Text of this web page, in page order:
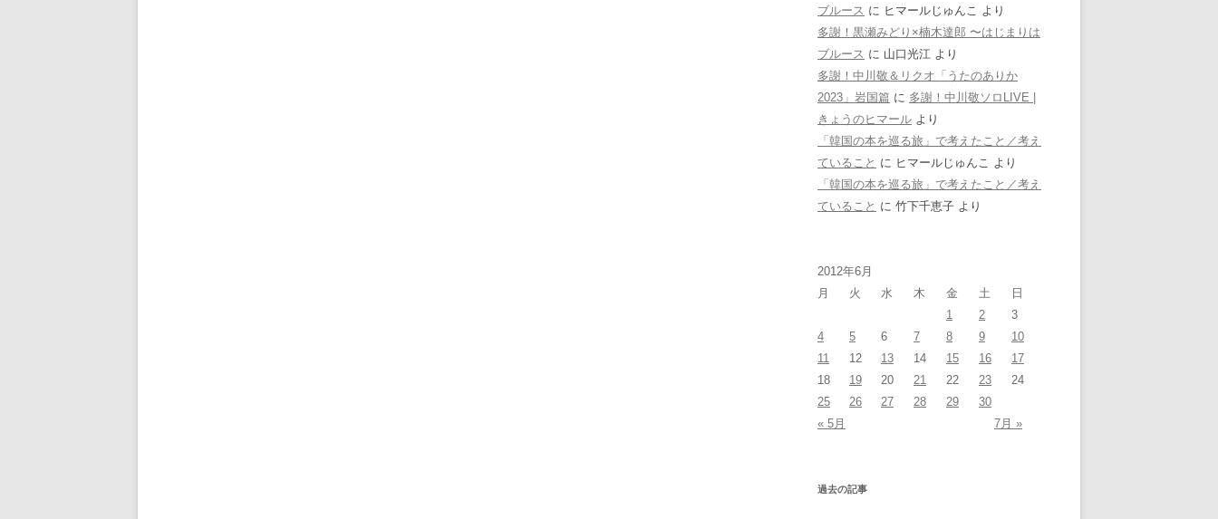
ブルース に ヒマールじゅんこ より
多謝！黒瀬みどり×楠木達郎 〜はじまりは
ブルース に 山口光江 より
多謝！中川敬＆リクオ「うたのありか
2023」岩国篇 に 多謝！中川敬ソロLIVE |
きょうのヒマール より
「韓国の本を巡る旅」で考えたこと／考え
ていること に ヒマールじゅんこ より
「韓国の本を巡る旅」で考えたこと／考え
ていること に 竹下千恵子 より
2012年6月
月
火 水 木 金 土
日
1
2
3
4
5 6 7 8 9
10
11
12 13 14 15 16
17
18
19 20 21 22 23
24
25
26 27 28 29
30
« 5月
7月 »
過去の記事